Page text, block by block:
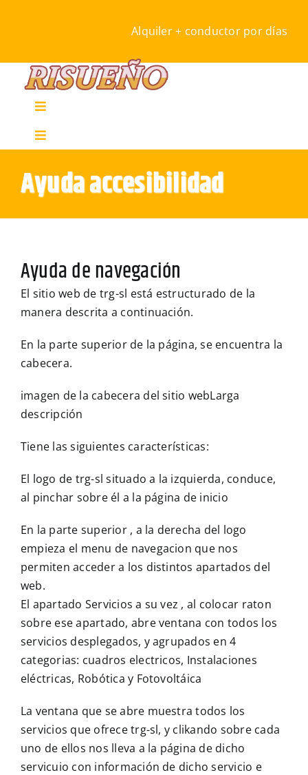
Alquiler + conductor por días
Toggle
Navigation
INICIO
Empresa
Blog
Toggle
Mi cuenta
Carrito
Ayuda accesibilidad
Ayuda de navegación
El sitio web de trg-sl está estructurado de la
manera descrita a continuación.
En la parte superior de la página, se encuentra la
cabecera.
imagen de la cabecera del sitio webLarga
descripción
Tiene las siguientes características:
El logo de trg-sl situado a la izquierda, conduce,
al pinchar sobre él a la página de inicio
En la parte superior , a la derecha del logo
empieza el menu de navegacion que nos
permiten acceder a los distintos apartados del
web.
El apartado Servicios a su vez , al colocar raton
sobre ese apartado, abre ventana con todos los
servicios desplegados, y agrupados en 4
categorias: cuadros electricos, Instalaciones
eléctricas, Robótica y Fotovoltáica
La ventana que se abre muestra todos los
servicios que ofrece trg-sl, y clikando sobre cada
uno de ellos nos lleva a la página de dicho
servicuio con información de dicho servicio e